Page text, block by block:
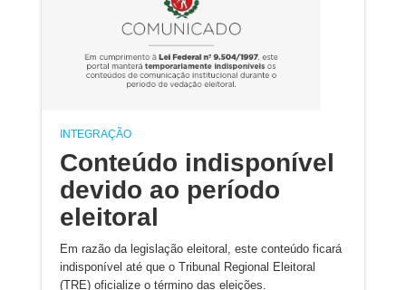
INTEGRAÇÃO
Conteúdo indisponível
devido ao período
eleitoral
Em razão da legislação eleitoral, este conteúdo ficará
indisponível até que o Tribunal Regional Eleitoral
(TRE) oficialize o término das eleições.